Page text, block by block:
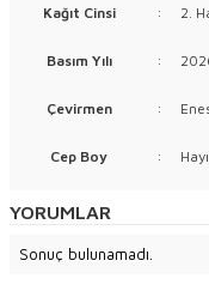
Kağıt Cinsi : 2.
Basım Yılı :
Çevirmen :
Cep Boy :
YORUMLAR
Sonuç bulunamadı.